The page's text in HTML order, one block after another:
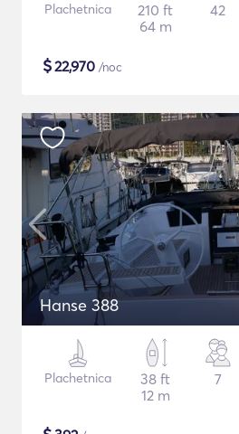
Plachetnica
210 ft
64 m
42
$22,970 /noc
Hanse 388
Plachetnica
38 ft
12 m
7